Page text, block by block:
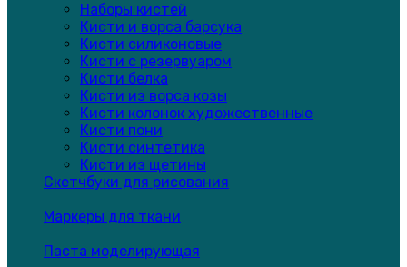
Наборы кистей
Кисти и ворса барсука
Кисти силиконовые
Кисти с резервуаром
Кисти белка
Кисти из ворса козы
Кисти колонок художественные
Кисти пони
Кисти синтетика
Кисти из щетины
Скетчбуки для рисования
Маркеры для ткани
Паста моделирующая